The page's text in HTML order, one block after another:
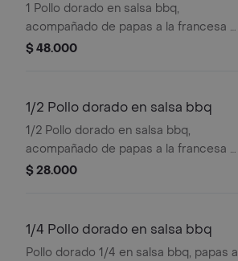
1 Pollo dorado en salsa bbq,
acompañado de papas a la francesa y
yuca.
$ 48.000
1/2 Pollo dorado en salsa bbq
1/2 Pollo dorado en salsa bbq,
acompañado de papas a la francesa y
yuca.
$ 28.000
1/4 Pollo dorado en salsa bbq
Pollo dorado 1/4 en salsa bbq, papas a